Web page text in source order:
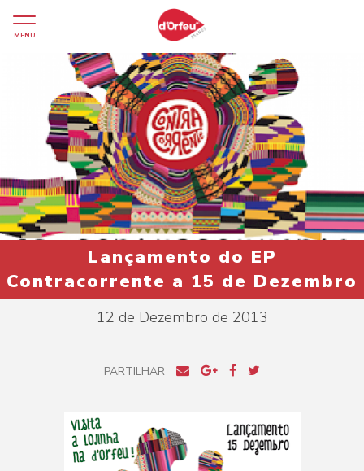
MENU
Lançamento do EP
Contracorrente a 15 de Dezembro
12 de Dezembro de 2013
PARTILHAR